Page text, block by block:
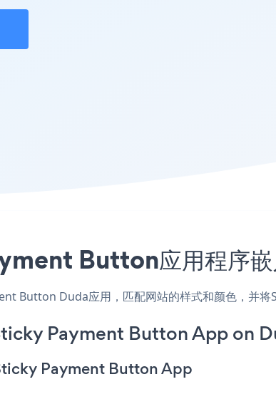
Button应用程序嵌
Button Duda应用，匹配网站的样式和颜色，并
Payment Button App on
Payment Button App